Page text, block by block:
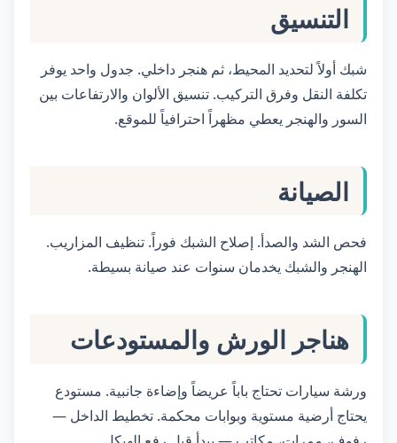
التنسيق
شبك أولاً لتحديد المحيط، ثم هنجر داخلي. جدول واحد يوفر
تكلفة النقل وفرق التركيب. تنسيق الألوان والارتفاعات بين
السور والهنجر يعطي مظهراً احترافياً للموقع.
الصيانة
فحص الشد والصدأ. إصلاح الشبك فوراً. تنظيف المزاريب.
الهنجر والشبك يخدمان سنوات عند صيانة بسيطة.
هناجر الورش والمستودعات
ورشة سيارات تحتاج باباً عريضاً وإضاءة جانبية. مستودع
يحتاج أرضية مستوية وبوابات محكمة. تخطيط الداخل —